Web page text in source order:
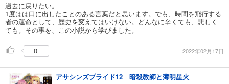
過去に戻りたい。
1度はは口に出したことのある言葉だと思います。でも、時間を飛行する
者の運命として、歴史を変えてはいけない。どんなに辛くても、悲しく
ても。その事を、この小説から学びました。
0 2022年02月17日
アサシンズプライド12 暗殺教師と薄明星火